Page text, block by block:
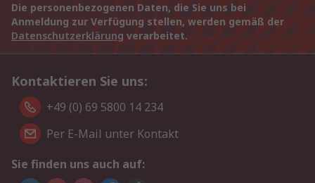
Die personenbezogenen Daten, die Sie uns bei
Anmeldung zur Verfügung stellen, werden gemäß der
Datenschutzerklärung verarbeitet.
Kontaktieren Sie uns:
+49 (0) 69 5800 14 234
Per E-Mail unter Kontakt
Sie finden uns auch auf: